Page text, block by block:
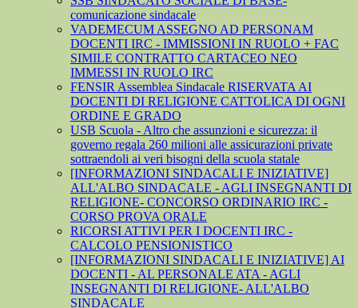
comunicazione sindacale
VADEMECUM ASSEGNO AD PERSONAM
DOCENTI IRC - IMMISSIONI IN RUOLO + FAC
SIMILE CONTRATTO CARTACEO NEO
IMMESSI IN RUOLO IRC
FENSIR Assemblea Sindacale RISERVATA AI
DOCENTI DI RELIGIONE CATTOLICA DI OGNI
ORDINE E GRADO
USB Scuola - Altro che assunzioni e sicurezza: il
governo regala 260 milioni alle assicurazioni private
sottraendoli ai veri bisogni della scuola statale
[INFORMAZIONI SINDACALI E INIZIATIVE]
ALL'ALBO SINDACALE - AGLI INSEGNANTI DI
RELIGIONE- CONCORSO ORDINARIO IRC -
CORSO PROVA ORALE
RICORSI ATTIVI PER I DOCENTI IRC -
CALCOLO PENSIONISTICO
[INFORMAZIONI SINDACALI E INIZIATIVE] AI
DOCENTI - AL PERSONALE ATA - AGLI
INSEGNANTI DI RELIGIONE- ALL'ALBO
SINDACALE